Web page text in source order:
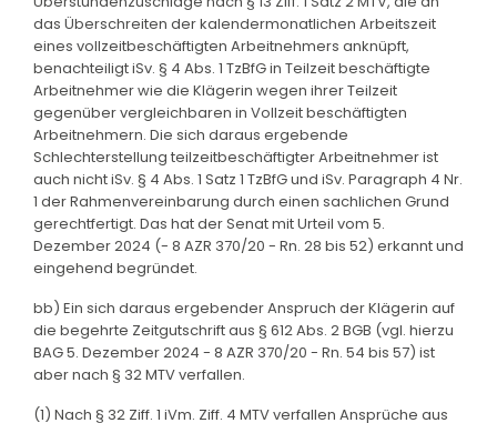
das Überschreiten der kalendermonatlichen Arbeitszeit
eines vollzeitbeschäftigten Arbeitnehmers anknüpft,
benachteiligt iSv. § 4 Abs. 1 TzBfG in Teilzeit beschäftigte
Arbeitnehmer wie die Klägerin wegen ihrer Teilzeit
gegenüber vergleichbaren in Vollzeit beschäftigten
Arbeitnehmern. Die sich daraus ergebende
Schlechterstellung teilzeitbeschäftigter Arbeitnehmer ist
auch nicht iSv. § 4 Abs. 1 Satz 1 TzBfG und iSv. Paragraph 4 Nr.
1 der Rahmenvereinbarung durch einen sachlichen Grund
gerechtfertigt. Das hat der Senat mit Urteil vom 5.
Dezember 2024 (- 8 AZR 370/20 - Rn. 28 bis 52) erkannt und
eingehend begründet.
bb) Ein sich daraus ergebender Anspruch der Klägerin auf
die begehrte Zeitgutschrift aus § 612 Abs. 2 BGB (vgl. hierzu
BAG 5. Dezember 2024 - 8 AZR 370/20 - Rn. 54 bis 57) ist
aber nach § 32 MTV verfallen.
(1) Nach § 32 Ziff. 1 iVm. Ziff. 4 MTV verfallen Ansprüche aus